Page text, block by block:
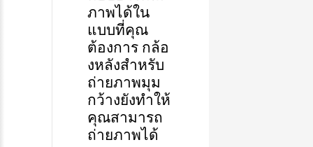
ภาพได้ใน
แบบที่คุณ
ต้องการ กล้อ
งหลังสำหรับ
ถ่ายภาพมุม
กว้างยังทำให้
คุณสามารถ
ถ่ายภาพได้